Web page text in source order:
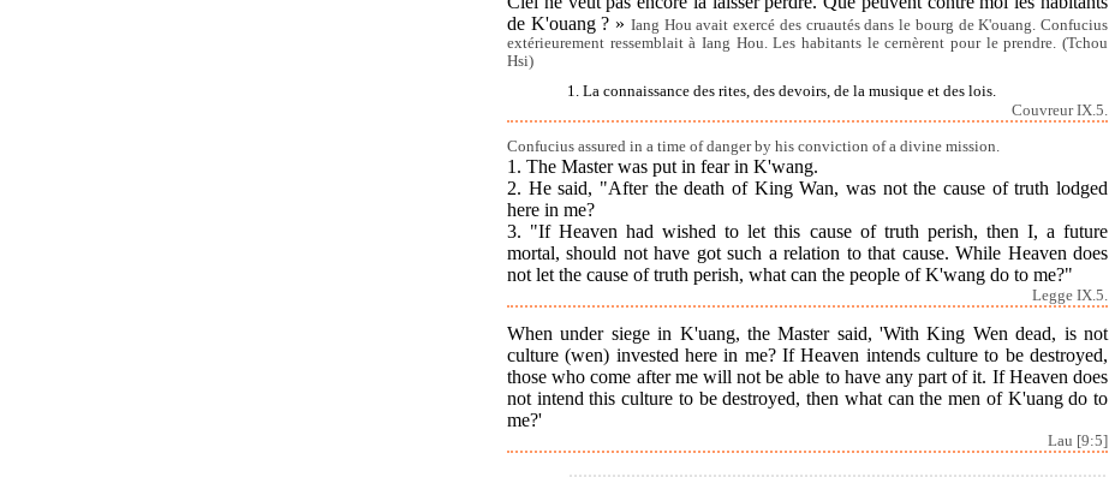
de K'ouang ? » Iang Hou avait exercé des cruautés dans le bourg de K'ouang. Confucius
extérieurement ressemblait à Iang Hou. Les habitants le cernèrent pour le prendre. (Tchou
Hsi)
1. La connaissance des rites, des devoirs, de la musique et des lois.
Couvreur IX.5.
Confucius assured in a time of danger by his conviction of a divine mission.
1. The Master was put in fear in K'wang.
2. He said, "After the death of King Wan, was not the cause of truth lodged
here in me?
3. "If Heaven had wished to let this cause of truth perish, then I, a future
mortal, should not have got such a relation to that cause. While Heaven does
not let the cause of truth perish, what can the people of K'wang do to me?"
Legge IX.5.
When under siege in K'uang, the Master said, 'With King Wen dead, is not
culture (wen) invested here in me? If Heaven intends culture to be destroyed,
those who come after me will not be able to have any part of it. If Heaven does
not intend this culture to be destroyed, then what can the men of K'uang do to
me?'
Lau [9:5]